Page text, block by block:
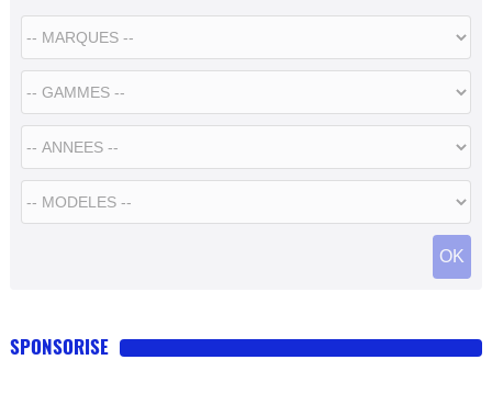
SPONSORISE